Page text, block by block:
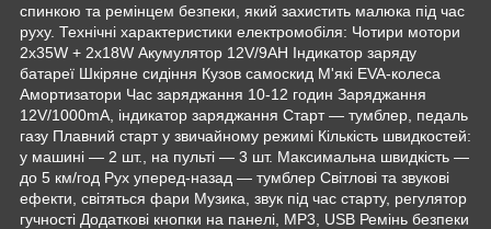
спинкою та ремінцем безпеки, який захистить малюка під час
руху. Технічні характеристики електромобіля: Чотири мотори
2х35W + 2х18W Акумулятор 12V/9AH Індикатор заряду
батареї Шкіряне сидіння Кузов самоскид М'які EVA-колеса
Амортизатори Час заряджання 10-12 годин Заряджання
12V/1000mA, індикатор заряджання Старт — тумблер, педаль
газу Плавний старт у звичайному режимі Кількість швидкостей:
у машині — 2 шт., на пульті — 3 шт. Максимальна швидкість —
до 5 км/год Рух уперед-назад — тумблер Світлові та звукові
ефекти, світяться фари Музика, звук під час старту, регулятор
гучності Додаткові кнопки на панелі, MP3, USB Ремінь безпеки